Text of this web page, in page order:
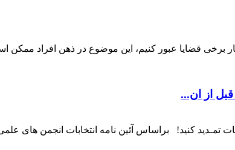
برخی قضایا عبور کنیم، این موضوع در ذهن افراد ممکن
ایران را تا ۴۸ سـاعت قبل از انتخـابات تمـدید کنید! براساس آئین